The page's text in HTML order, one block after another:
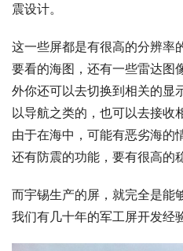
震设计。
这一些屏都是有很高的分辨率
要看的海图，还有一些雷达图
外你还可以去切换到相关的显
以导航之类的，也可以去接收
由于在海中，可能有恶劣海的
还有防震的功能，要有很高的
而宇锡生产的屏，就完全是能
我们有几十年的军工屏开发经